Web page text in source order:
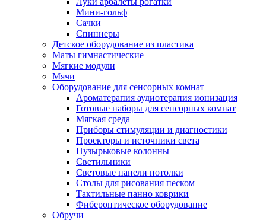
Мини-гольф
Сачки
Спиннеры
Детское оборудование из пластика
Маты гимнастические
Мягкие модули
Мячи
Оборудование для сенсорных комнат
Ароматерапия аудиотерапия ионизация
Готовые наборы для сенсорных комнат
Мягкая среда
Приборы стимуляции и диагностики
Проекторы и источники света
Пузырьковые колонны
Светильники
Световые панели потолки
Столы для рисования песком
Тактильные панно коврики
Фибероптическое оборудование
Обручи